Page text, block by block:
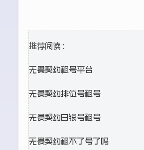
推荐阅读：
无畏契约租号平台
无畏契约排位号租号
无畏契约白银号租号
无畏契约租不了号了吗